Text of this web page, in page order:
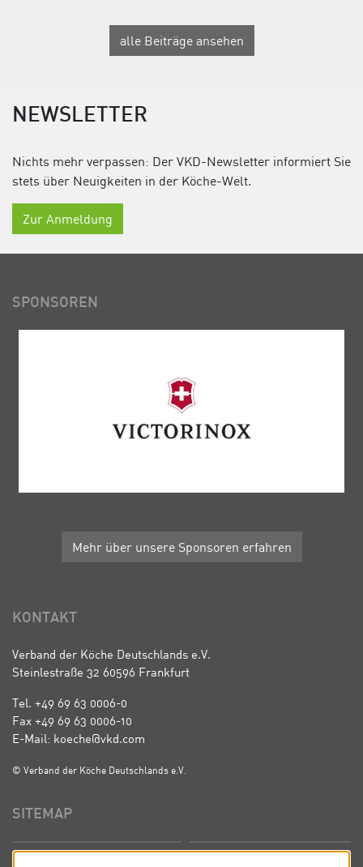
alle Beiträge ansehen
NEWSLETTER
Nichts mehr verpassen: Der VKD-Newsletter informiert Sie
stets über Neuigkeiten in der Köche-Welt.
Zur Anmeldung
SPONSOREN
Mehr über unsere Sponsoren erfahren
KONTAKT
Verband der Köche Deutschlands e.V.
Steinlestraße 32 60596 Frankfurt
Tel. +49 69 63 0006-0
Fax +49 69 63 0006-10
E-Mail: koeche@vkd.com
© Verband der Köche Deutschlands e.V.
SITEMAP